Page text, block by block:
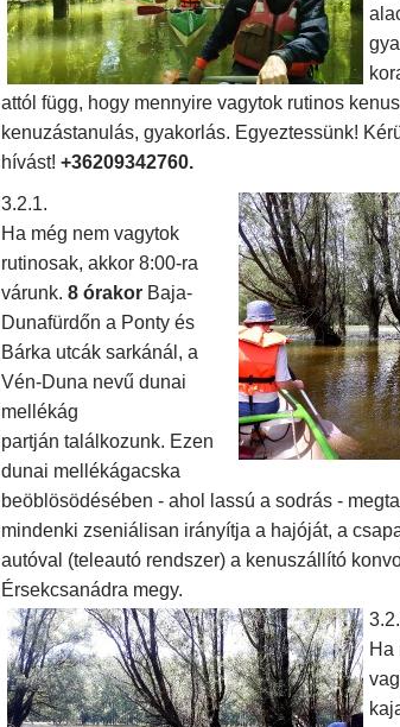
attól függ, hogy mennyire vagytok rutinos
kenuzástanulás, gyakorlás. Egyeztessünk!
hívást! +36209342760.
3.2.1.
Ha még nem vagytok
rutinosak, akkor 8:00-ra
várunk. 8 órakor Baja-
Dunafürdőn a Ponty és
Bárka utcák sarkánál, a
Vén-Duna nevű dunai
mellékág
partján találkozunk. Ezen
dunai mellékágacska
beöblösödésében - ahol lassú a sodrás -
mindenki zseniálisan irányítja a hajóját, a
autóval (teleautó rendszer) a kenuszállító
Érsekcsanádra megy.
Ha